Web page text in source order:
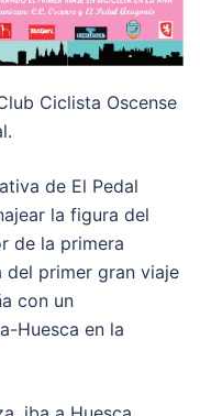
Ciclista Oscense
de El Pedal
la figura del
de la primera
primer gran viaje
con un
Huesca en la